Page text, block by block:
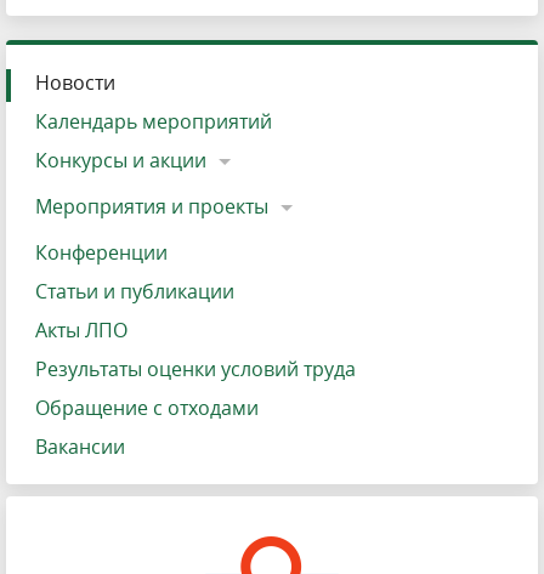
Новости
Календарь мероприятий
Конкурсы и акции
Мероприятия и проекты
Конференции
Статьи и публикации
Акты ЛПО
Результаты оценки условий труда
Обращение с отходами
Вакансии